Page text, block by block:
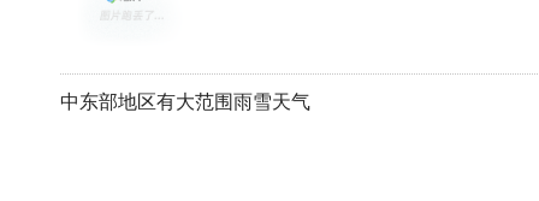
中东部地区有大范围雨雪天气